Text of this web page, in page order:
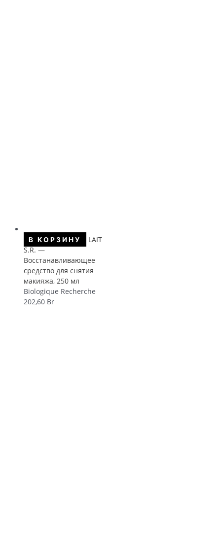
В КОРЗИНУ
LAIT
S.R. —
Восстанавливающее
средство для снятия
макияжа, 250 мл
Biologique Recherche
202,60 Br